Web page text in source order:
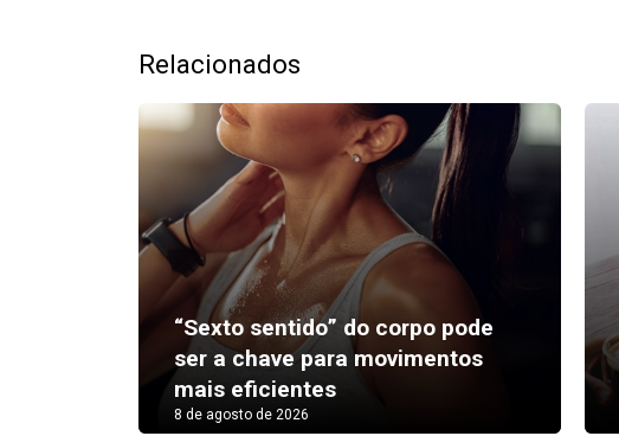
Relacionados
“Sexto sentido” do corpo pode
ser a chave para movimentos
mais eficientes
8 de agosto de 2026